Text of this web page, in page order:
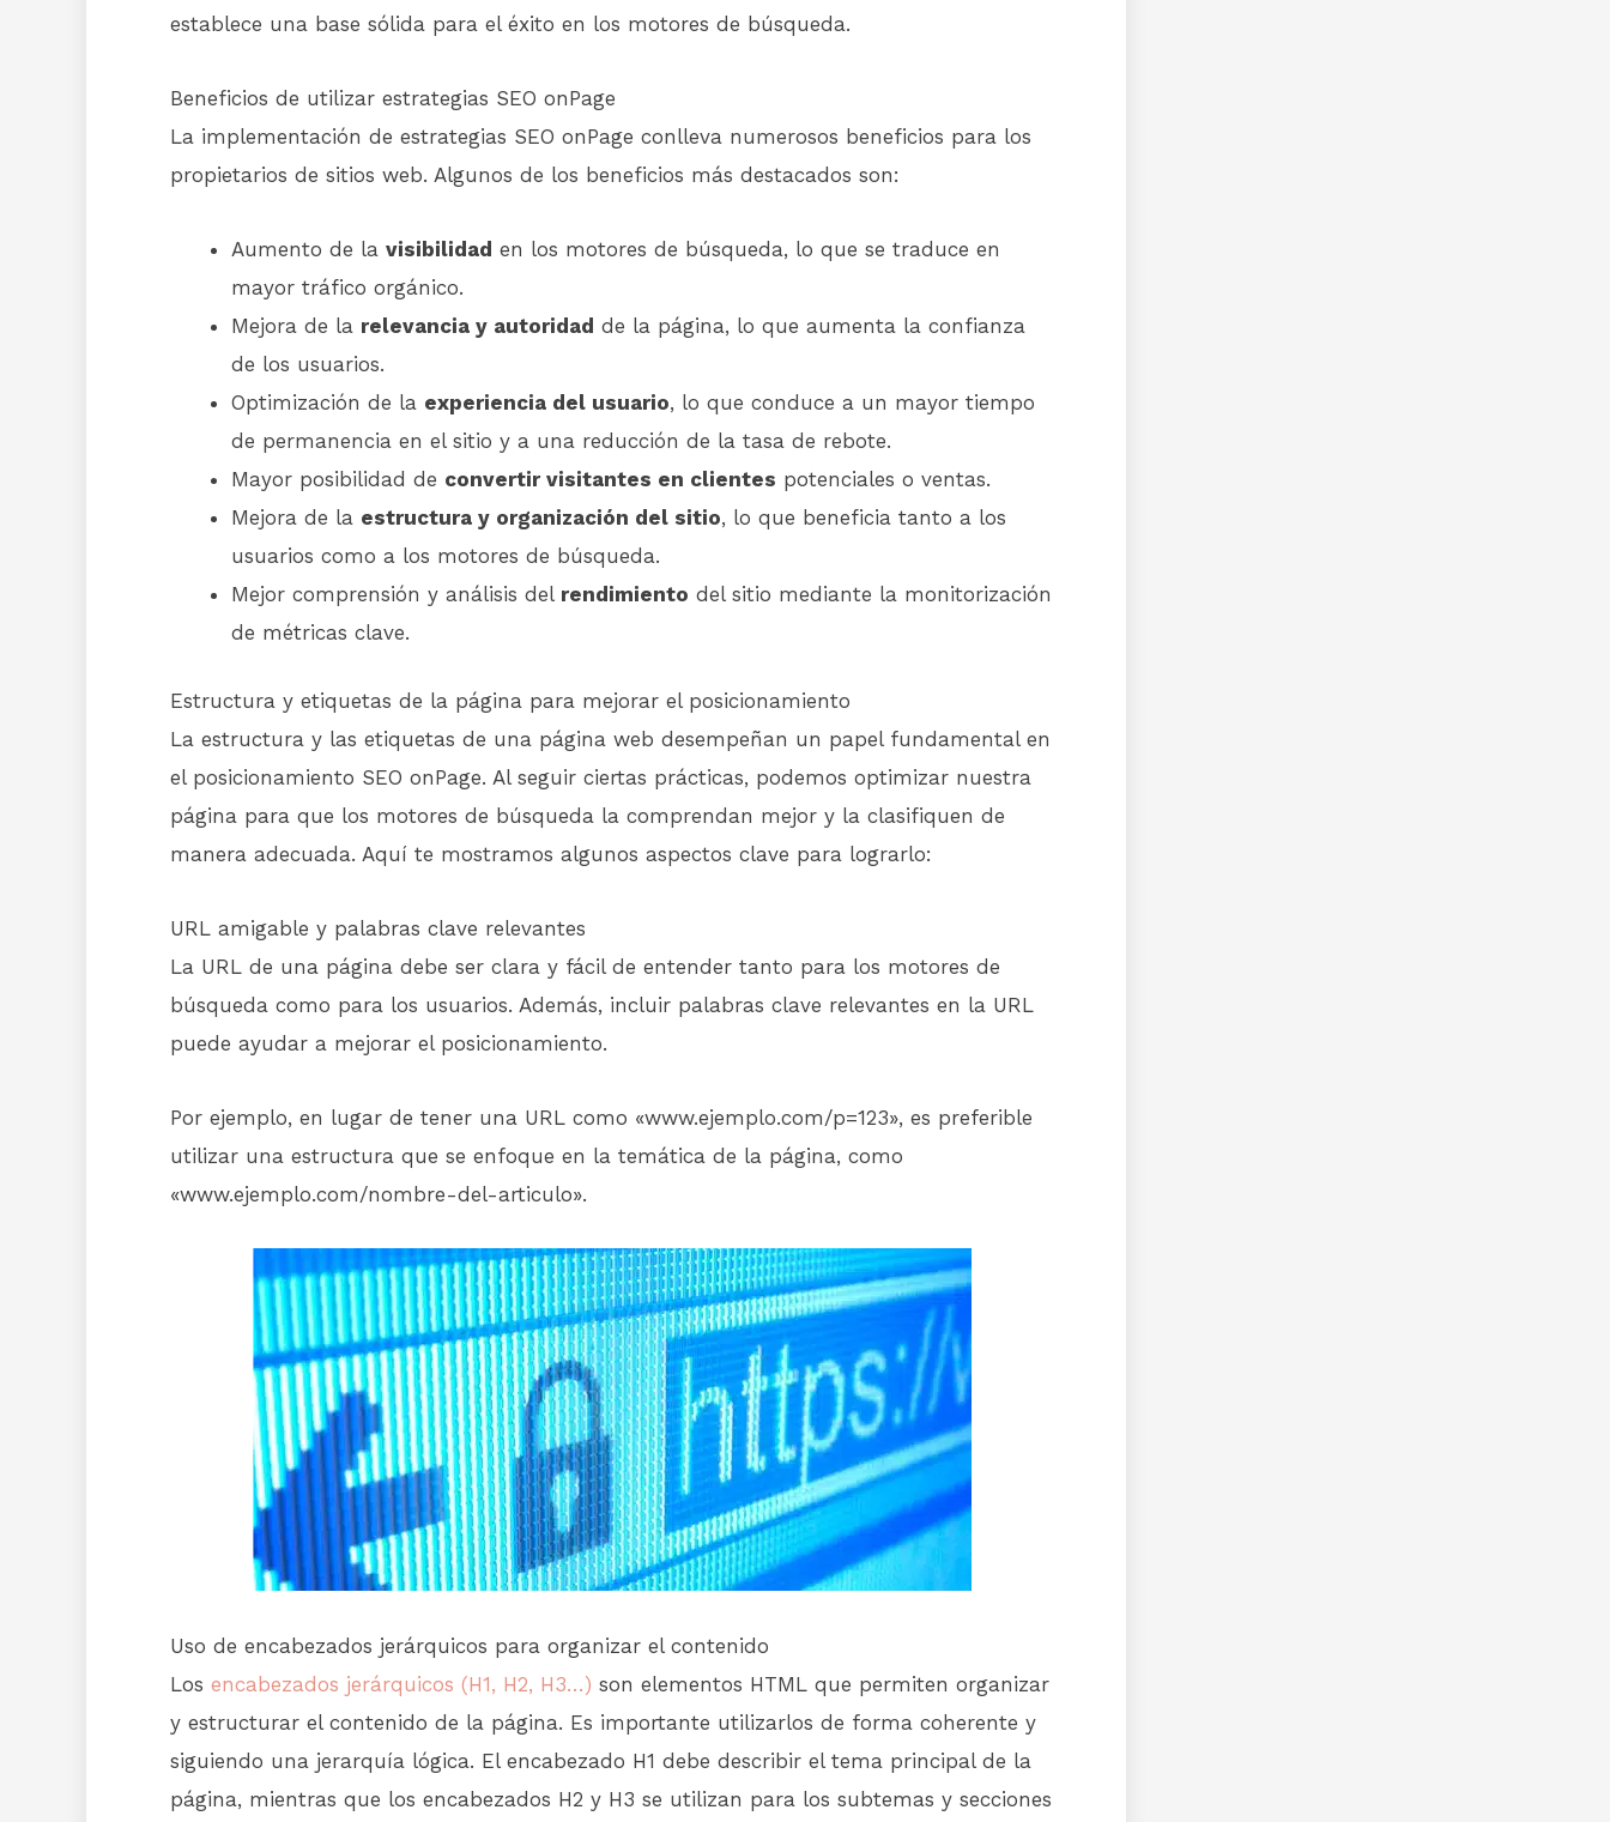
establece una base sólida para el éxito en los motores de búsqueda.
Beneficios de utilizar estrategias SEO onPage
La implementación de estrategias SEO onPage conlleva numerosos beneficios para los
propietarios de sitios web. Algunos de los beneficios más destacados son:
Aumento de la visibilidad en los motores de búsqueda, lo que se traduce en
mayor tráfico orgánico.
Mejora de la relevancia y autoridad de la página, lo que aumenta la confianza
de los usuarios.
Optimización de la experiencia del usuario, lo que conduce a un mayor tiempo
de permanencia en el sitio y a una reducción de la tasa de rebote.
Mayor posibilidad de convertir visitantes en clientes potenciales o ventas.
Mejora de la estructura y organización del sitio, lo que beneficia tanto a los
usuarios como a los motores de búsqueda.
Mejor comprensión y análisis del rendimiento del sitio mediante la monitorización
de métricas clave.
Estructura y etiquetas de la página para mejorar el posicionamiento
La estructura y las etiquetas de una página web desempeñan un papel fundamental en
el posicionamiento SEO onPage. Al seguir ciertas prácticas, podemos optimizar nuestra
página para que los motores de búsqueda la comprendan mejor y la clasifiquen de
manera adecuada. Aquí te mostramos algunos aspectos clave para lograrlo:
URL amigable y palabras clave relevantes
La URL de una página debe ser clara y fácil de entender tanto para los motores de
búsqueda como para los usuarios. Además, incluir palabras clave relevantes en la URL
puede ayudar a mejorar el posicionamiento.
Por ejemplo, en lugar de tener una URL como «www.ejemplo.com/p=123», es preferible
utilizar una estructura que se enfoque en la temática de la página, como
«www.ejemplo.com/nombre-del-articulo».
Uso de encabezados jerárquicos para organizar el contenido
Los encabezados jerárquicos (H1, H2, H3…) son elementos HTML que permiten organizar
y estructurar el contenido de la página. Es importante utilizarlos de forma coherente y
siguiendo una jerarquía lógica. El encabezado H1 debe describir el tema principal de la
página, mientras que los encabezados H2 y H3 se utilizan para los subtemas y secciones